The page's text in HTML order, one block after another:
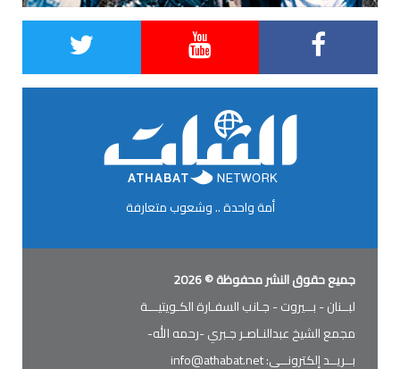
أمة واحدة .. وشعوب متعارفة
جميع حقوق النشر محفوظة © 2026
لبــنان - بــيروت - جـانب السفـارة الكـويتيـــة
مجمع الشيخ عبدالنـاصـر جـبري -رحمه الله-
بــريــد إلكترونــي:info@athabat.net